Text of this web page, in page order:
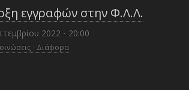
εγγραφών στην Φ.Λ.Λ.
2022 - 20:00
- Διάφορα